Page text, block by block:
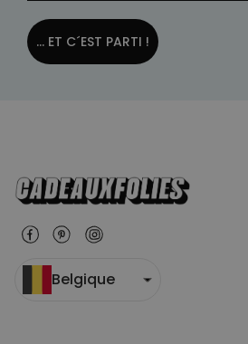
... ET C´EST PARTI !
Belgique